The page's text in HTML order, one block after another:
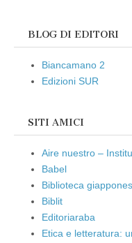
BLOG DI EDITORI
Biancamano 2
Edizioni SUR
SITI AMICI
Aire nuestro –
Babel
Biblioteca
Biblit
Editoriaraba
Etica e letteratura: